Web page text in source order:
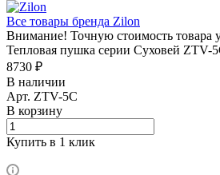
Все товары бренда Zilon
Внимание! Точную стоимость товара
Тепловая пушка серии Суховей ZTV-
8730 ₽
В наличии
Арт. ZTV-5C
В корзину
Купить в 1 клик